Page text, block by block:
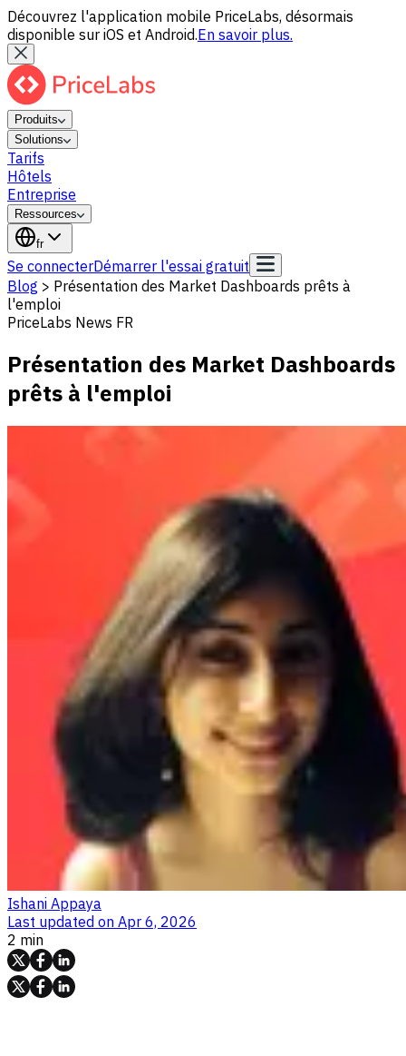
Découvrez l'application mobile PriceLabs, désormais
disponible sur iOS et Android.En savoir plus.
Produits
Solutions
Tarifs
Hôtels
Entreprise
Ressources
fr
Se connecterDémarrer l'essai gratuit
Blog > Présentation des Market Dashboards prêts à
l'emploi
PriceLabs News FR
Présentation des Market Dashboards
prêts à l'emploi
Ishani Appaya
Last updated on Apr 6, 2026
2 min